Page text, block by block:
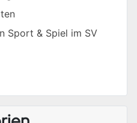
Sport & Spiel im SV